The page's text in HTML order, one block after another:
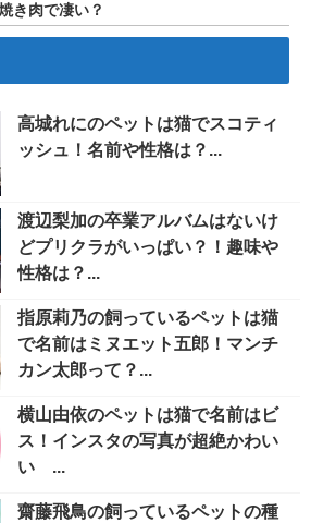
き肉で凄い？
高城れにのペットは猫でスコティ
ッシュ！名前や性格は？...
渡辺梨加の卒業アルバムはないけ
どプリクラがいっぱい？！趣味や
性格は？...
指原莉乃の飼っているペットは猫
で名前はミヌエット五郎！マンチ
カン太郎って？...
横山由依のペットは猫で名前はビ
ス！インスタの写真が超絶かわい
い ...
齋藤飛鳥の飼っているペットの種